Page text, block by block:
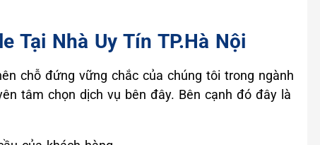
Tại Nhà Uy Tín TP.Hà Nội
chỗ đứng vững chắc của chúng tôi trong ngành
tâm chọn dịch vụ bên đây. Bên cạnh đó đây là